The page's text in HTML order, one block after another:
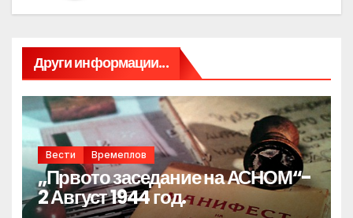
Други информации...
Вести Времеплов
„Првото заседание на АСНОМ“-
2 Август 1944 год.